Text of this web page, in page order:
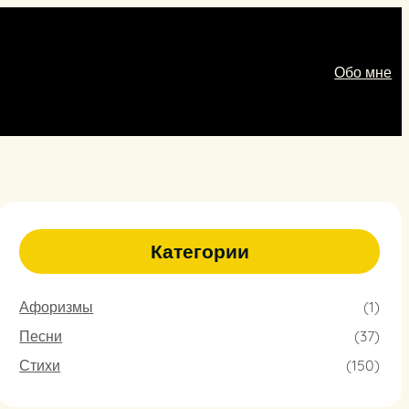
Обо мне
Категории
Афоризмы
(1)
Песни
(37)
Стихи
(150)